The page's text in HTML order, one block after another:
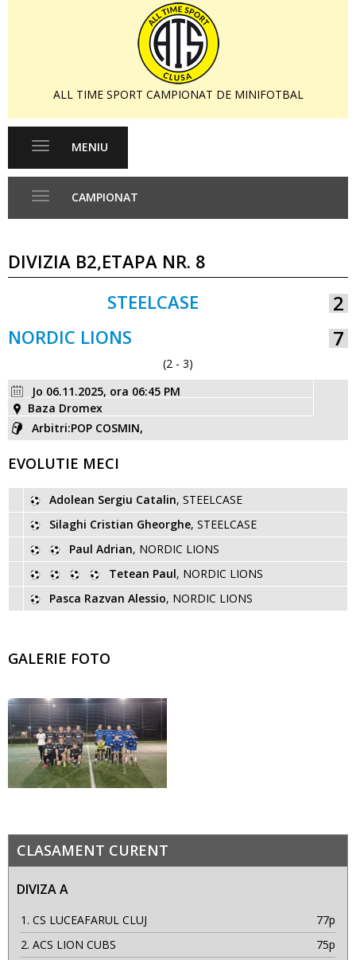
ALL TIME SPORT CAMPIONAT DE MINIFOTBAL
Toggle
MENIU
CAMPIONAT
DIVIZIA B2,ETAPA NR. 8
STEELCASE
2
7
NORDIC LIONS
(2 - 3)
Jo 06.11.2025, ora 06:45 PM
Baza Dromex
Arbitri:POP COSMIN,
EVOLUTIE MECI
Adolean Sergiu Catalin, STEELCASE
Silaghi Cristian Gheorghe, STEELCASE
Paul Adrian, NORDIC LIONS
Tetean Paul, NORDIC LIONS
Pasca Razvan Alessio, NORDIC LIONS
GALERIE FOTO
CLASAMENT CURENT
DIVIZA A
1. CS LUCEAFARUL CLUJ
77p
2. ACS LION CUBS
75p